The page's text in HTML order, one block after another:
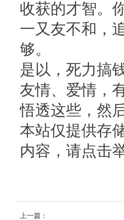
收获的才智。
一又友不和，
够。
是以，死力搞
友情、爱情，
悟透这些，然
本站仅提供存
内容，请点击
上一篇：